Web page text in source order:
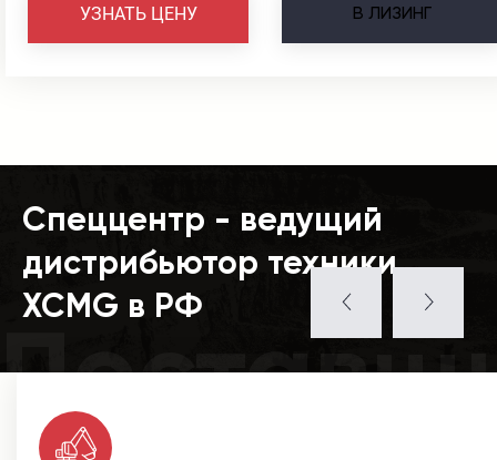
В ЛИЗИНГ
УЗНАТЬ ЦЕНУ
Спеццентр - ведущий
дистрибьютор техники
XCMG в РФ